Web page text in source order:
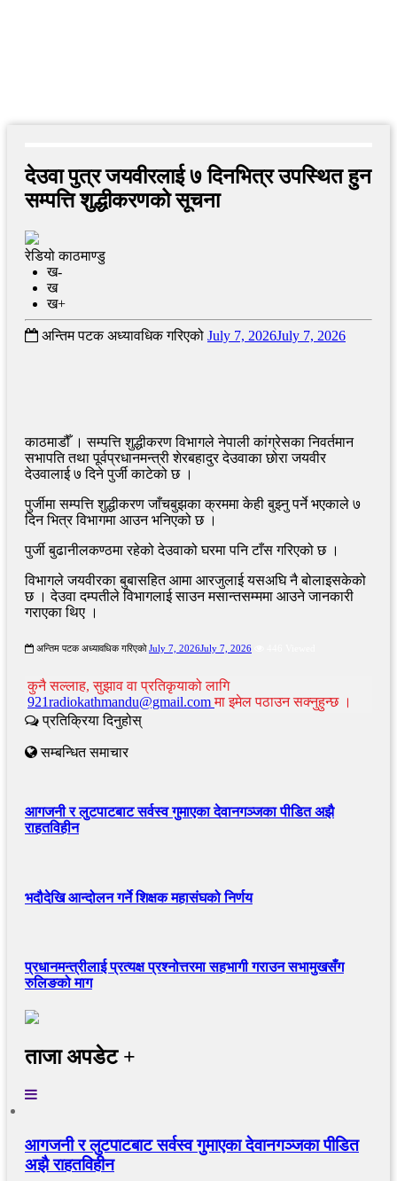
देउवा पुत्र जयवीरलाई ७ दिनभित्र उपस्थित हुन
सम्पत्ति शुद्धीकरणको सूचना
रेडियो काठमाण्डु
ख-
ख
ख+
अन्तिम पटक अध्यावधिक गरिएको July 7, 2026July 7, 2026
काठमाडौँ । सम्पत्ति शुद्धीकरण विभागले नेपाली कांग्रेसका निवर्तमान
सभापति तथा पूर्वप्रधानमन्त्री शेरबहादुर देउवाका छोरा जयवीर
देउवालाई ७ दिने पुर्जी काटेको छ ।
पुर्जीमा सम्पत्ति शुद्धीकरण जाँचबुझका क्रममा केही बुझ्नु पर्ने भएकाले ७
दिन भित्र विभागमा आउन भनिएको छ ।
पुर्जी बुढानीलकण्ठमा रहेको देउवाको घरमा पनि टाँस गरिएको छ ।
विभागले जयवीरका बुबासहित आमा आरजुलाई यसअघि नै बोलाइसकेको
छ । देउवा दम्पतीले विभागलाई साउन मसान्तसम्ममा आउने जानकारी
गराएका थिए ।
अन्तिम पटक अध्यावधिक गरिएको July 7, 2026July 7, 2026
कुनै सल्लाह, सुझाव वा प्रतिकृयाको लागि
921radiokathmandu@gmail.comमा इमेल पठाउन सक्नुहुन्छ ।
प्रतिक्रिया दिनुहोस्
सम्बन्धित समाचार
आगजनी र लुटपाटबाट सर्वस्व गुमाएका देवानगञ्जका पीडित अझै
राहतविहीन
भदौदेखि आन्दोलन गर्ने शिक्षक महासंघको निर्णय
प्रधानमन्त्रीलाई प्रत्यक्ष प्रश्नोत्तरमा सहभागी गराउन सभामुखसँग
रुलिङको माग
ताजा अपडेट +
आगजनी र लुटपाटबाट सर्वस्व गुमाएका देवानगञ्जका पीडित
अझै राहतविहीन